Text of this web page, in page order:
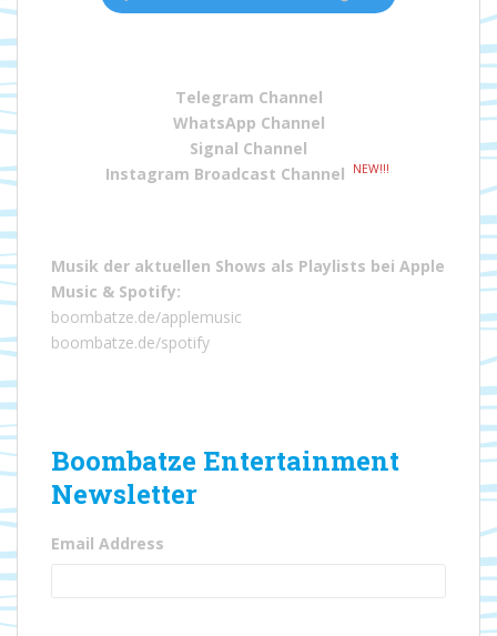
Telegram Channel
WhatsApp Channel
Signal Channel
Instagram Broadcast Channel
NEW!!!
Musik der aktuellen Shows als Playlists bei Apple
Music & Spotify:
boombatze.de/applemusic
boombatze.de/spotify
Boombatze Entertainment
Newsletter
Email Address